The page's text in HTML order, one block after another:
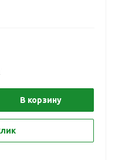
В корзину